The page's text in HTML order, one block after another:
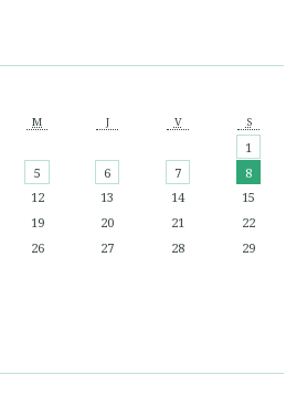
M J V S
1
5 6 7
8
12 13 14
15
19 20 21
22
26 27 28
29